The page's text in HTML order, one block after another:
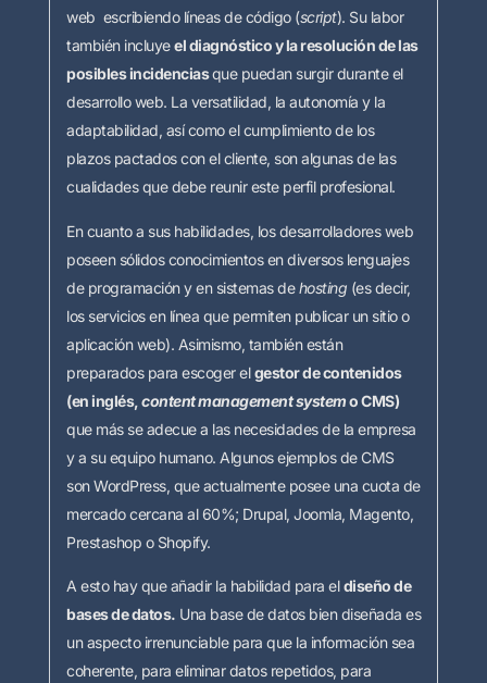
web escribiendo líneas de código (script). Su labor
también incluyeel diagnóstico y la resolución de las
posibles incidenciasque puedan surgir durante el
desarrollo web. La versatilidad, la autonomía y la
adaptabilidad, así como el cumplimiento de los
plazos pactados con el cliente, son algunas de las
cualidades que debe reunir este perfil profesional.
En cuanto a sus habilidades, los desarrolladores web
poseen sólidos conocimientos en diversos lenguajes
de programación y en sistemas dehosting (es decir,
los servicios en línea que permiten publicar un sitio o
aplicación web). Asimismo, también están
preparados para escoger elgestor de contenidos
(en inglés, content management systemo CMS)
que más se adecue a las necesidades de la empresa
y a su equipo humano. Algunos ejemplos de CMS
son WordPress, que actualmente posee una cuota de
mercado cercana al 60%; Drupal, Joomla, Magento,
Prestashop o Shopify.
A esto hay que añadir la habilidad para eldiseño de
bases de datos. Una base de datos bien diseñada es
un aspecto irrenunciable para que la información sea
coherente, para eliminar datos repetidos, para